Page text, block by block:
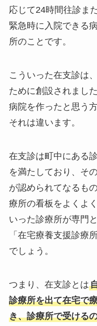
応じて24時間往診ま
緊急時に入院できる
所のことです。
こういった在支診は
ために創設されまし
病院を作ったと思う
それは違います。
在支診は町中にある
を満たしており、そ
が認められてなるも
療所の看板をよくよ
いった診療所が専門
「在宅療養支援診療
でしょう。
つまり、在支診とは
診療所を出て在宅で
き、診療所で受ける